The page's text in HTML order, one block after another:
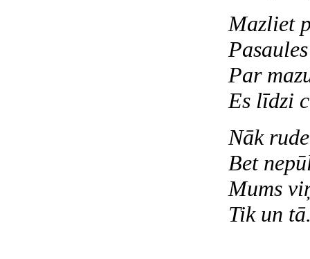
Mazliet
Par
Es līdzi
Nāk
Bet
Mums
Tik un